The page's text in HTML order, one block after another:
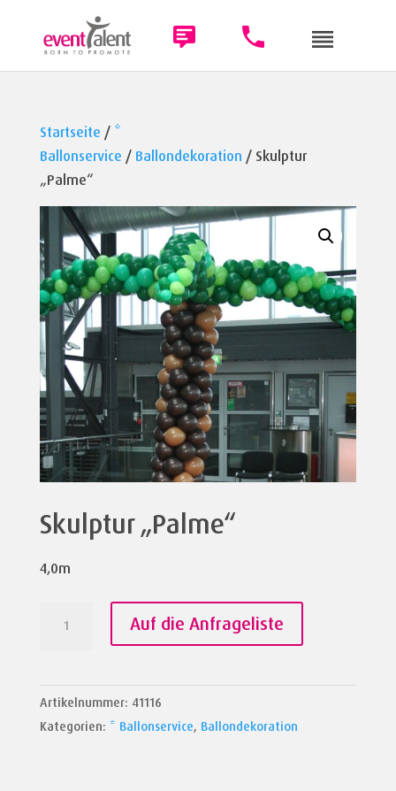
Startseite / *
Ballonservice / Ballondekoration / Skulptur
„Palme“
Skulptur „Palme“
4,0m
"Palme"
Auf die Anfrageliste
Artikelnummer: 41116
Kategorien: * Ballonservice, Ballondekoration